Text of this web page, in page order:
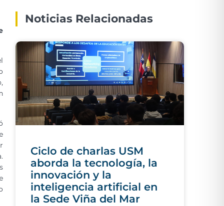
Noticias Relacionadas
Ciclo de charlas USM
aborda la tecnología, la
innovación y la
inteligencia artificial en
la Sede Viña del Mar